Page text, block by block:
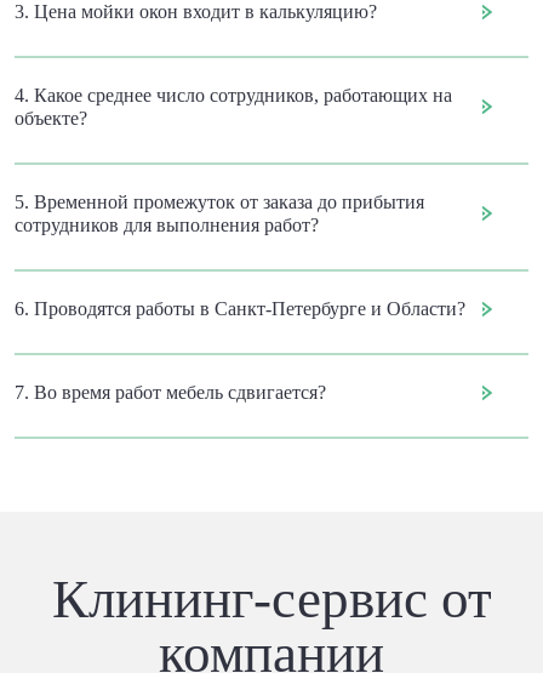
3. Цена мойки окон входит в калькуляцию?
4. Какое среднее число сотрудников, работающих на
объекте?
5. Временной промежуток от заказа до прибытия
сотрудников для выполнения работ?
6. Проводятся работы в Санкт-Петербурге и Области?
7. Во время работ мебель сдвигается?
Клининг-сервис от
компании